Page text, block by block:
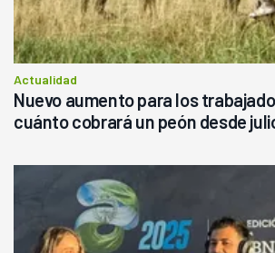
Actualidad
Nuevo aumento para los
cuánto cobrará un peón desde